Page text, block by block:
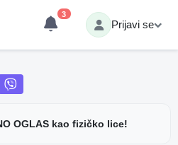
3
Prijavi se
OGLAS kao fizičko lice!